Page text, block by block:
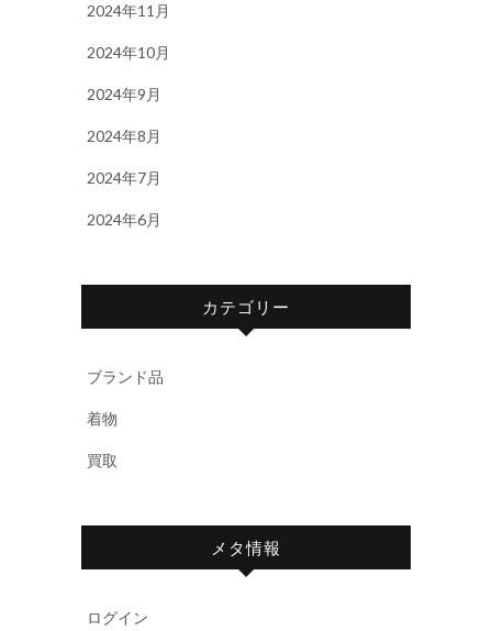
2024年11月
2024年10月
2024年9月
2024年8月
2024年7月
2024年6月
カテゴリー
ブランド品
着物
買取
メタ情報
ログイン